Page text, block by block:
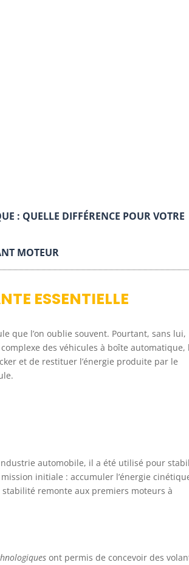
: QUELLE DIFFÉRENCE POUR VOTRE
MOTEUR
ESSENTIELLE
que l’on oublie souvent. Pourtant, sans lui,
des véhicules à boîte automatique,
et de restituer l’énergie produite par le
automobile, il a été utilisé pour
initiale : accumuler l’énergie
remonte aux premiers moteurs à
ont permis de concevoir des